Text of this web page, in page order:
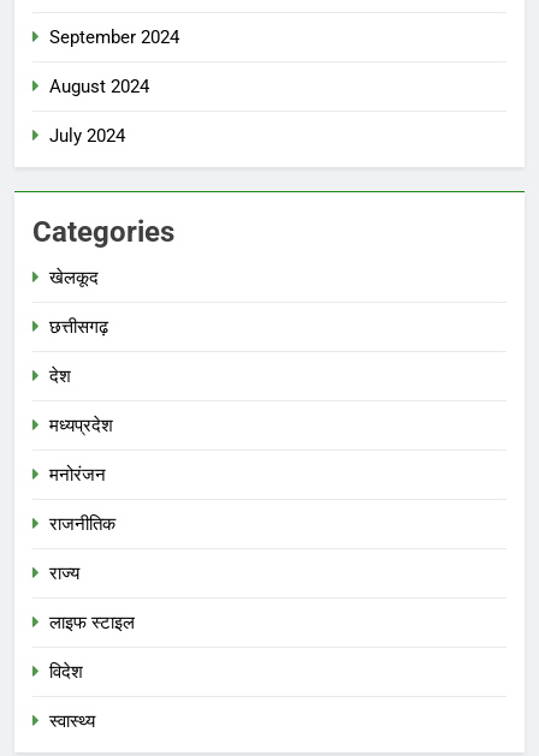
September 2024
August 2024
July 2024
Categories
खेलकूद
छत्तीसगढ़
देश
मध्‍यप्रदेश
मनोरंजन
राजनीतिक
राज्य
लाइफ स्टाइल
विदेश
स्‍वास्‍थ्‍य